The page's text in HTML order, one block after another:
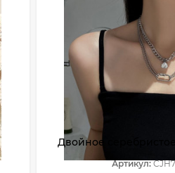
Двойное
массивных цепей
Артикул: